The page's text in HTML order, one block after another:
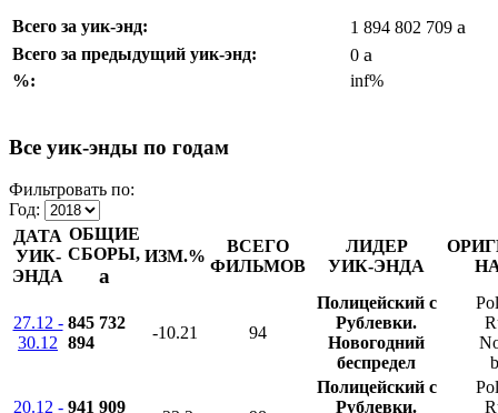
Всего за уик-энд: 1 894 802 709 a
Всего за предыдущий уик-энд: 0 a
%: inf%
Все уик-энды по годам
Фильтровать по:
Год:
ДАТА
УИК-
ЭНДА
ОБЩИЕ
СБОРЫ,
a
ИЗМ.%
ВСЕГО
ФИЛЬМОВ
ЛИДЕР
УИК-ЭНДА
27.12 -
30.12
845 732
894
-10.21 94
Полицейский с
Рублевки.
Новогодний
беспредел
20.12 - 941 909
Полицейский с
Рублевки.